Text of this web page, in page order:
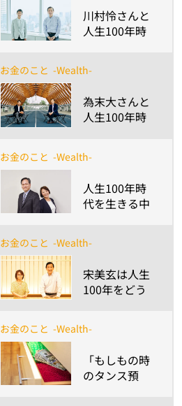
​川村怜さんと
人生100年時
第7回
お金のこと -Wealth-
​為末大さんと
人生100年時
第6回
お金のこと -Wealth-
​人生100年時
代を生きる中
と経営者、従
るために最良
の提案とサポ
使命～
お金のこと -Wealth-
​宋美玄は人生
100年をどう
の未来ダイア
ログ 第5回
お金のこと -Wealth-
​「もしもの時
のタンス預